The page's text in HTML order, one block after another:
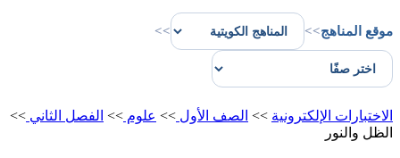
موقع المناهج>>
>>
الاختبارات الإلكترونية >> الصف الأول >> علوم >> الفصل الثاني >>
الظل والنور